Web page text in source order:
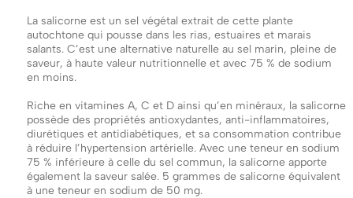
La salicorne est un sel végétal extrait de cette plante
autochtone qui pousse dans les rias, estuaires et marais
salants. C’est une alternative naturelle au sel marin, pleine de
saveur, à haute valeur nutritionnelle et avec 75 % de sodium
en moins.
Riche en vitamines A, C et D ainsi qu’en minéraux, la salicorne
possède des propriétés antioxydantes, anti-inflammatoires,
diurétiques et antidiabétiques, et sa consommation contribue
à réduire l’hypertension artérielle. Avec une teneur en sodium
75 % inférieure à celle du sel commun, la salicorne apporte
également la saveur salée. 5 grammes de salicorne équivalent
à une teneur en sodium de 50 mg.